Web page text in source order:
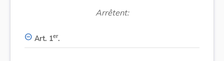
Arrêtent:
Art. 1er.